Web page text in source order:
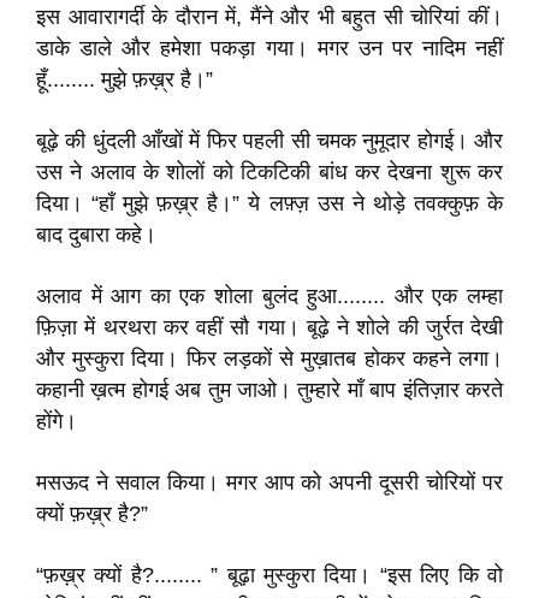
इस आवारागर्दी के दौरान में, मैंने और भी बहुत सी चोरियां कीं।
डाके डाले और हमेशा पकड़ा गया। मगर उन पर नादिम नहीं
हूँ........ मुझे फ़ख़्र है।”
बूढ़े की धुंदली आँखों में फिर पहली सी चमक नुमूदार होगई। और
उस ने अलाव के शोलों को टिकटिकी बांध कर देखना शुरू कर
दिया। “हाँ मुझे फ़ख़्र है।” ये लफ़्ज़ उस ने थोड़े तवक्कुफ़ के
बाद दुबारा कहे।
अलाव में आग का एक शोला बुलंद हुआ........ और एक लम्हा
फ़िज़ा में थरथरा कर वहीं सौ गया। बूढ़े ने शोले की जुर्रत देखी
और मुस्कुरा दिया। फिर लड़कों से मुख़ातब होकर कहने लगा।
कहानी ख़त्म होगई अब तुम जाओ। तुम्हारे माँ बाप इंतिज़ार करते
होंगे।
मसऊद ने सवाल किया। मगर आप को अपनी दूसरी चोरियों पर
क्यों फ़ख़्र है?”
“फ़ख़्र क्यों है?........ ” बूढ़ा मुस्कुरा दिया। “इस लिए कि वो